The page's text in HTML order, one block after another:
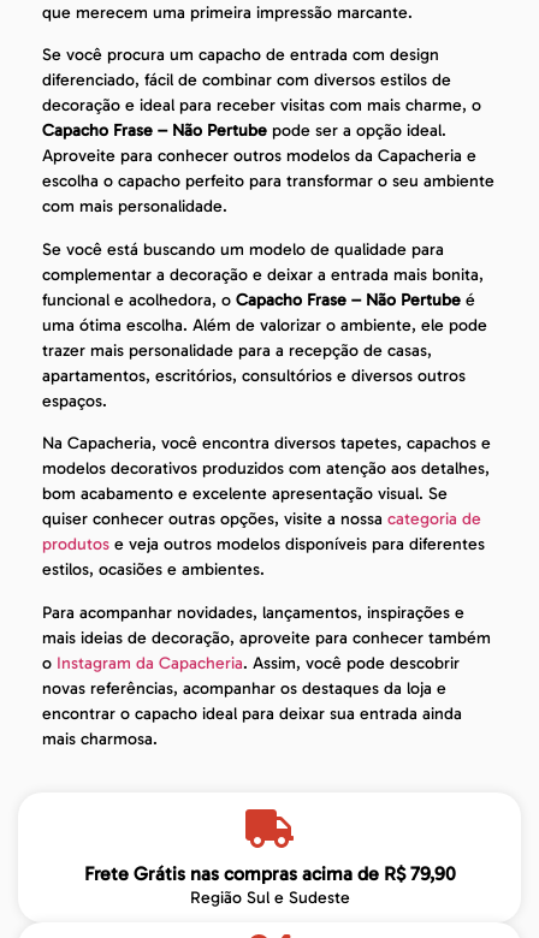
que merecem uma primeira impressão marcante.
Se você procura um capacho de entrada com design
diferenciado, fácil de combinar com diversos estilos de
decoração e ideal para receber visitas com mais charme, o
Capacho Frase – Não Pertube pode ser a opção ideal.
Aproveite para conhecer outros modelos da Capacheria e
escolha o capacho perfeito para transformar o seu ambiente
com mais personalidade.
Se você está buscando um modelo de qualidade para
complementar a decoração e deixar a entrada mais bonita,
funcional e acolhedora, o Capacho Frase – Não Pertube é
uma ótima escolha. Além de valorizar o ambiente, ele pode
trazer mais personalidade para a recepção de casas,
apartamentos, escritórios, consultórios e diversos outros
espaços.
Na Capacheria, você encontra diversos tapetes, capachos e
modelos decorativos produzidos com atenção aos detalhes,
bom acabamento e excelente apresentação visual. Se
quiser conhecer outras opções, visite a nossa categoria de
produtos e veja outros modelos disponíveis para diferentes
estilos, ocasiões e ambientes.
Para acompanhar novidades, lançamentos, inspirações e
mais ideias de decoração, aproveite para conhecer também
o Instagram da Capacheria. Assim, você pode descobrir
novas referências, acompanhar os destaques da loja e
encontrar o capacho ideal para deixar sua entrada ainda
mais charmosa.
Frete Grátis nas compras acima de R$ 79,90
Região Sul e Sudeste